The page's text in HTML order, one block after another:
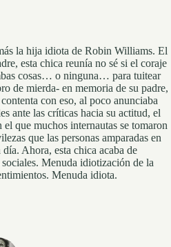
la hija idiota de Robin Williams. El
esta chica reunía no sé si el coraje
cosas… o ninguna… para tuitear
de mierda- en memoria de su padre,
con eso, al poco anunciaba
ante las críticas hacia su actitud, el
que muchos internautas se tomaron
que las personas amparadas en
Ahora, esta chica acaba de
Menuda idiotización de la
Menuda idiota.